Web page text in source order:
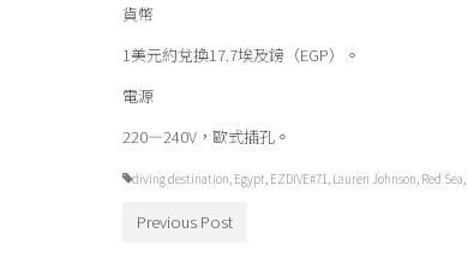
貨幣
1美元約兌換17.7埃及鎊（EGP）。
電源
220—240V，歐式插孔。
diving destination Egypt EZDIVE#71 Lauren Johnson Red Sea
Previous Post